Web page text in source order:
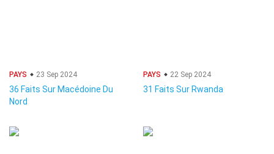
PAYS 23 Sep 2024
36 Faits Sur Macédoine Du
Nord
PAYS 22 Sep 2024
31 Faits Sur Rwanda